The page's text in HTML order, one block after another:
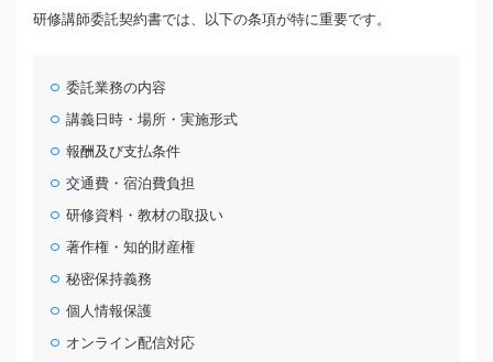
研修講師委託契約書では、以下の条項が特に重要です。
委託業務の内容
講義日時・場所・実施形式
報酬及び支払条件
交通費・宿泊費負担
研修資料・教材の取扱い
著作権・知的財産権
秘密保持義務
個人情報保護
オンライン配信対応